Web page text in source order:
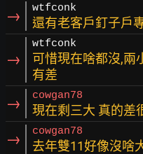
→ wtfconk
還有老客戶釘子戶
→
wtfconk
可惜現在啥都沒,兩
有差
→ cowgan78
現在剩三大 真的差
→ cowgan78
去年雙11好像沒啥